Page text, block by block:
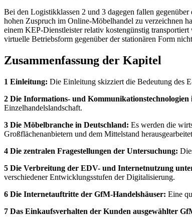
Bei den Logistikklassen 2 und 3 dagegen fallen
hohen Zuspruch im Online-Möbelhandel zu verzeichnen
einem KEP-Dienstleister relativ kostengünstig
virtuelle Betriebsform gegenüber der stationären Form
Zusammenfassung der Kapitel
1 Einleitung: Die Einleitung skizziert die Bedeutung des
2 Die Informations- und Kommunikationstechnologien
Einzelhandelslandschaft.
3 Die Möbelbranche in Deutschland: Es werden die
Großflächenanbietern und dem Mittelstand
4 Die zentralen Fragestellungen der Untersuchung:
5 Die Verbreitung der EDV- und Internetnutzung
verschiedener Entwicklungsstufen der Digitalisierung.
6 Die Internetauftritte der GfM-Handelshäuser: Eine
7 Das Einkaufsverhalten der Kunden ausgewählter